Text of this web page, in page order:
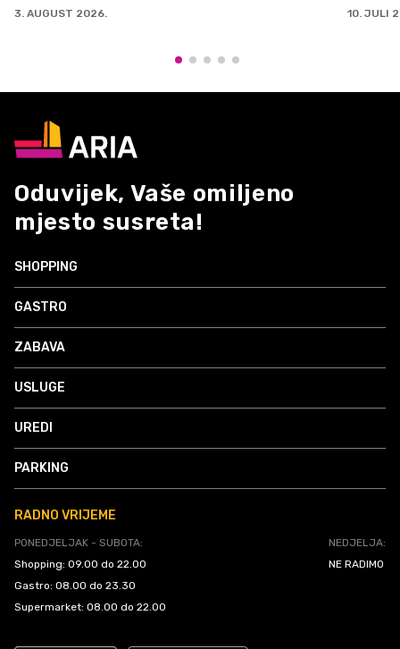
Oduvijek, Vaše omiljeno
mjesto susreta!
SHOPPING
GASTRO
ZABAVA
USLUGE
UREDI
PARKING
RADNO VRIJEME
PONEDJELJAK - SUBOTA:
Shopping: 09.00 do 22.00
Gastro: 08.00 do 23.30
Supermarket: 08.00 do 22.00
NEDJELJA:
NE RADIMO